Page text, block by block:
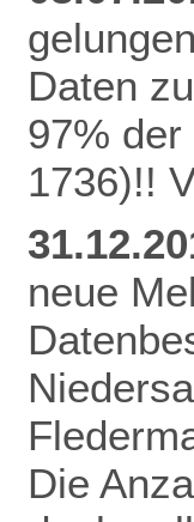
Daten
97%
1736)!!
neue
Die